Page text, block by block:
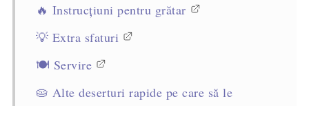
🔥 Instrucțiuni pentru grătar
💡 Extra sfaturi
🍽️ Servire
🥧 Alte deserturi rapide pe care să le